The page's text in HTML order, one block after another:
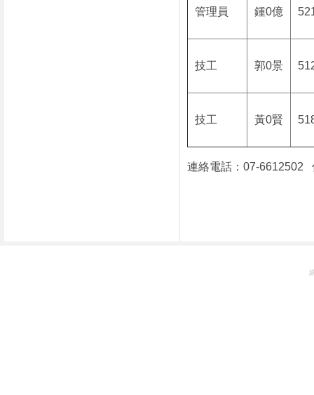
管理員 鍾0億
技工 郭0景
技工 黃0賢
連絡電話：07-6612502